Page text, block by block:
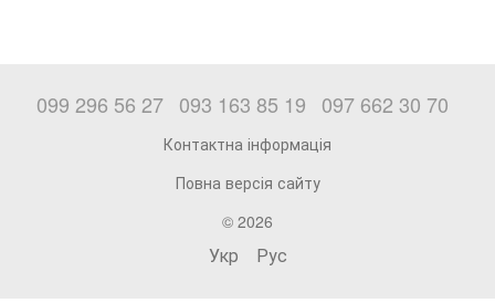
099 296 56 27 093 163 85 19 097 662 30 70
Контактна інформація
Повна версія сайту
© 2026
Укр Рус